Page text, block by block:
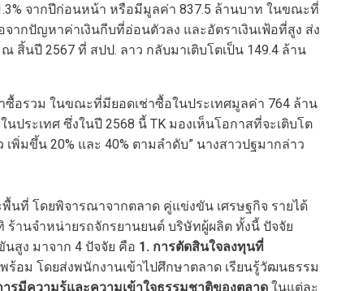
จากปีก่อนหน้า หรือมีมูลค่า 837.5 ล้านบาท ในขณะที่
ากปัญหาค่าเงินกีบที่อ่อนตัวลง และอัตราเงินเฟ้อที่สูง ส่ง
สิ้นปี 2567 ที่ สปป. ลาว กลับมาเติบโตเป็น 149.4 ล้าน
ซื้อรวม ในขณะที่มียอดเช่าซื้อในประเทศมูลค่า 764 ล้าน
ระเทศ ซึ่งในปี 2568 นี้ TK มองเห็นโอกาสที่จะเติบโต
พิ่มขึ้น 20% และ 40% ตามลำดับ” นางสาวปฐมากล่าว
นที่ โดยพิจารณาจากตลาด คู่แข่งขัน เศรษฐกิจ รายได้
านจำหน่ายรถจักรยานยนต์ บริษัทผู้ผลิต ทั้งนี้ ปัจจัย
สูง มาจาก 4 ปัจจัย คือ 1. การตัดสินใจลงทุนที่
ร้อม โดยส่งพนักงานเข้าไปศึกษาตลาด เรียนรู้วัฒนธรรม
ารมีความรู้และความเข้าใจธรรมชาติของตลาด ในแต่ละ